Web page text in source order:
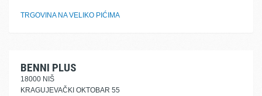
TRGOVINA NA VELIKO PIĆIMA
BENNI PLUS
18000 NIŠ
KRAGUJEVAČKI OKTOBAR 55